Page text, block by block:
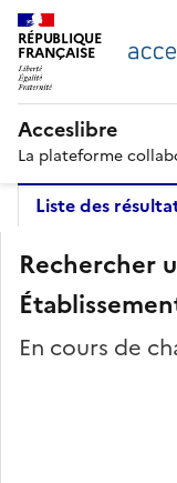
RÉPUBLIQUE
FRANÇAISE
Acceslibre
La plateforme
Liste des
Rechercher
En cours de